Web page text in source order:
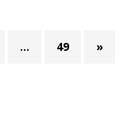
… 49 »